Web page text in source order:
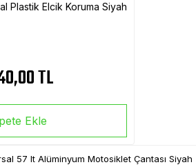
Plastik Elcik Koruma Siyah
TL
Ekle